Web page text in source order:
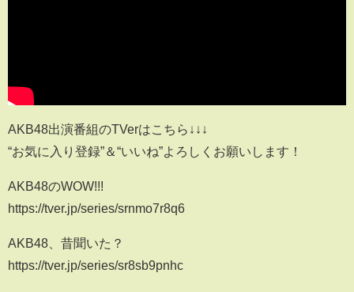
AKB48出演番組のTVerはこちら↓↓↓
“お気に入り登録”＆“いいね”よろしくお願いします！
AKB48のWOW!!!
https://tver.jp/series/srnmo7r8q6
AKB48、昔聞いた？
https://tver.jp/series/sr8sb9pnhc